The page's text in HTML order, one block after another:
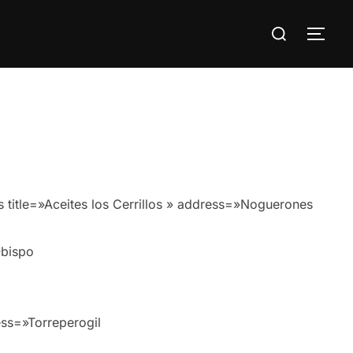
Buscar:
title=»Aceites los Cerrillos » address=»Noguerones